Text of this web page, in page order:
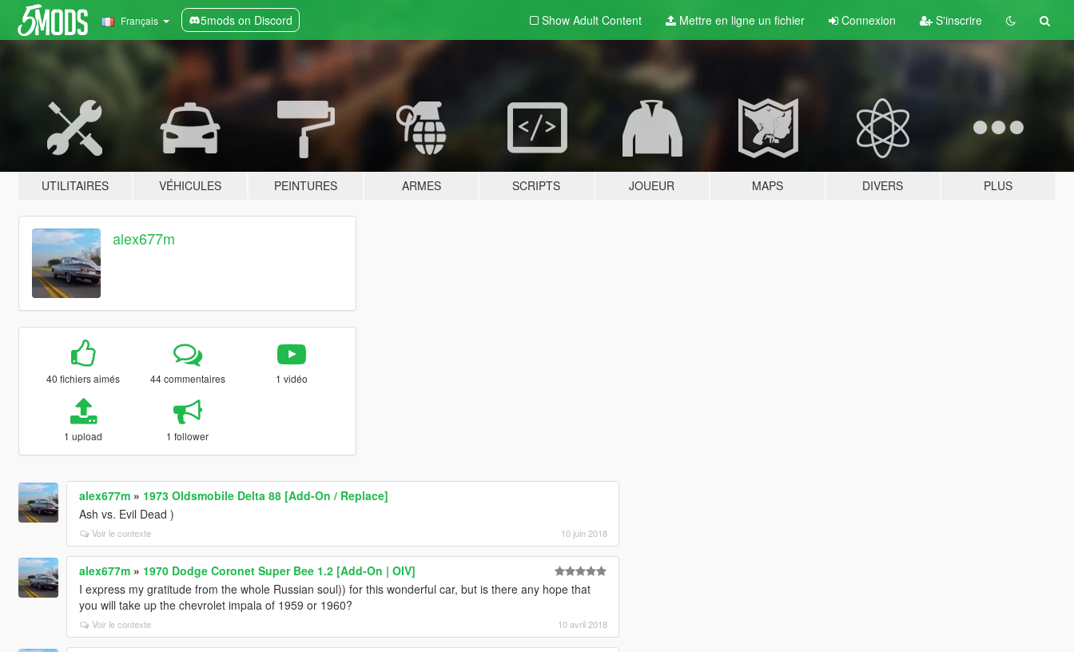
Français 5mods on Discord Show Adult Content Mettre en ligne un fichier Connexion S'inscrire
UTILITAIRES VÉHICULES PEINTURES ARMES SCRIPTS JOUEUR MAPS DIVERS PLUS
alex677m
40 fichiers aimés 44 commentaires 1 vidéo
1 upload 1 follower
alex677m» 1973 Oldsmobile Delta 88 [Add-On / Replace]
Ash vs. Evil Dead )
Voir le contexte 10 juin 2018
alex677m» 1970 Dodge Coronet Super Bee 1.2 [Add-On | OIV]
I express my gratitude from the whole Russian soul)) for this wonderful car, but is there any hope that
you will take up the chevrolet impala of 1959 or 1960?
Voir le contexte 10 avril 2018